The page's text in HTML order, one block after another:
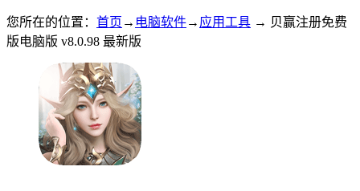
您所在的位置： 首页 → 电脑软件→ 应用工具 → 贝赢注册免费
版电脑版 v8.0.98 最新版